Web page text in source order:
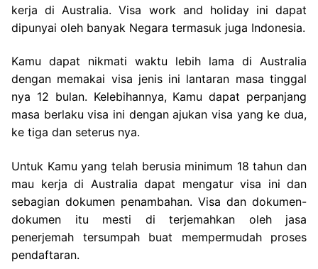
kerja di Australia. Visa work and holiday ini dapat
dipunyai oleh banyak Negara termasuk juga Indonesia.
Kamu dapat nikmati waktu lebih lama di Australia
dengan memakai visa jenis ini lantaran masa tinggal
nya 12 bulan. Kelebihannya, Kamu dapat perpanjang
masa berlaku visa ini dengan ajukan visa yang ke dua,
ke tiga dan seterus nya.
Untuk Kamu yang telah berusia minimum 18 tahun dan
mau kerja di Australia dapat mengatur visa ini dan
sebagian dokumen penambahan. Visa dan dokumen-
dokumen itu mesti di terjemahkan oleh jasa
penerjemah tersumpah buat mempermudah proses
pendaftaran.